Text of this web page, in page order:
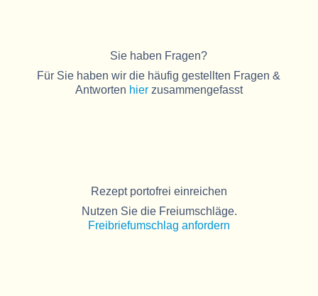
Sie haben Fragen?
Für Sie haben wir die häufig gestellten Fragen &
Antworten hierzusammengefasst
Rezept portofrei einreichen
Nutzen Sie die Freiumschläge.
Freibriefumschlag anfordern